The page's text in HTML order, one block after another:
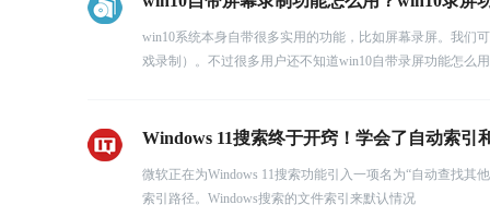
win10系统本身自带很多实用的功能，比如屏幕录屏。我们
戏录制）。不过很多用户还不知道win10自带录屏功能怎么
Windows 11搜索终于开窍！学会了自动索引
微软正在为Windows 11搜索功能引入一项名为“自动查找
索引路径。Windows搜索的文件索引来默认情况